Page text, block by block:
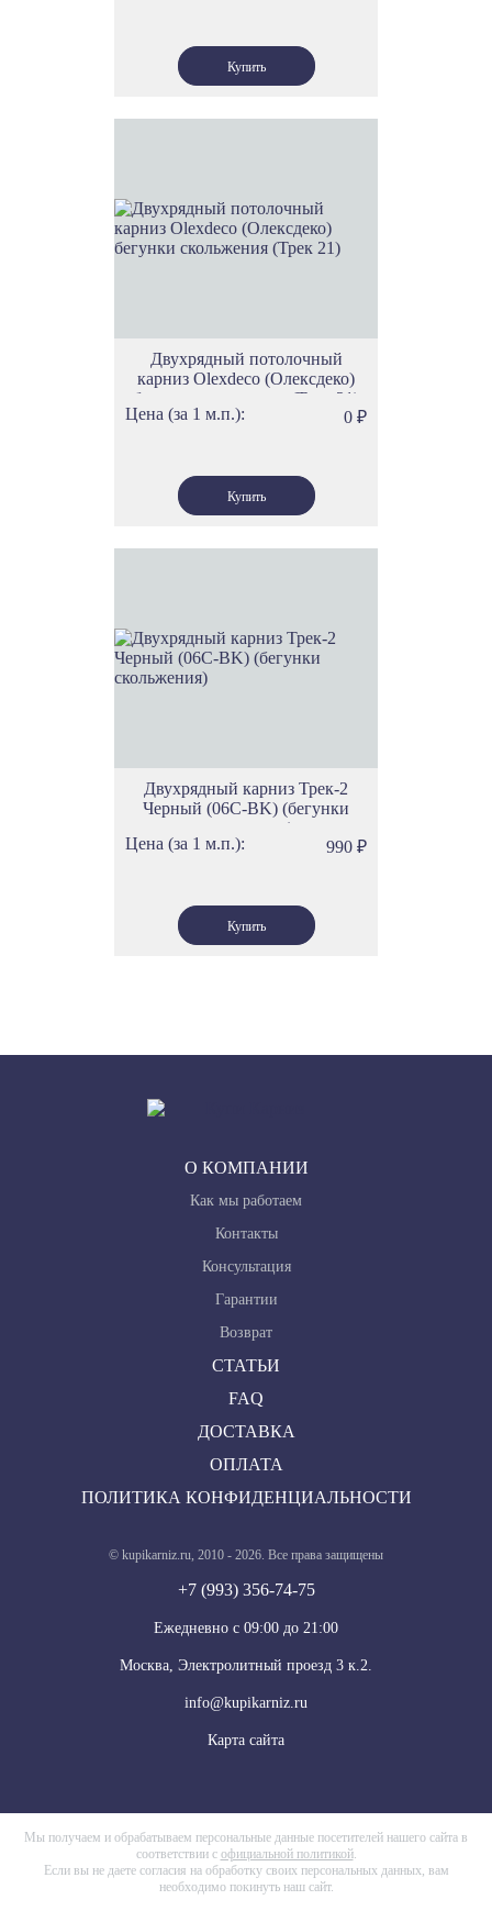
Двухрядный потолочный
карниз Olexdeco (Олексдеко)
бегунки скольжения (Трек 21)
Цена (за 1 м.п.):
0 ₽
Двухрядный карниз Трек-2
Черный (06С-BK) (бегунки
скольжения)
Цена (за 1 м.п.):
990 ₽
О КОМПАНИИ
Как мы работаем
Контакты
Консультация
Гарантии
Возврат
СТАТЬИ
FAQ
ДОСТАВКА
ОПЛАТА
ПОЛИТИКА КОНФИДЕНЦИАЛЬНОСТИ
© kupikarniz.ru, 2010 - 2026. Все права защищены
+7 (993) 356-74-75
Eжедневно с 09:00 до 21:00
Москва, Электролитный проезд 3 к.2.
info@kupikarniz.ru
Карта сайта
Мы получаем и обрабатываем персональные данные посетителей нашего сайта в
соответствии с официальной политикой.
Если вы не даете согласия на обработку своих персональных данных, вам
необходимо покинуть наш сайт.